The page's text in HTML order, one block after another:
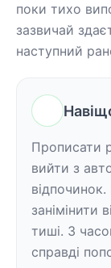
поки тихо
зазвичай
наступний
Прописати
вийти з
відпочинок.
занімінити
тиші. З
справді